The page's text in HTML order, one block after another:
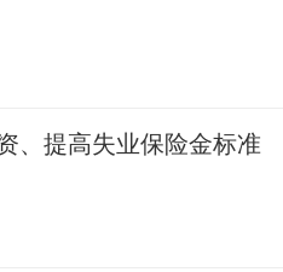
、提高失业保险金标准